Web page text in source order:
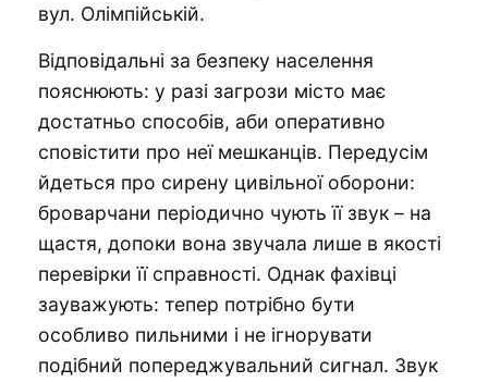
вул. Олімпійській.
Відповідальні за безпеку населення
пояснюють: у разі загрози місто має
достатньо способів, аби оперативно
сповістити про неї мешканців. Передусім
йдеться про сирену цивільної оборони:
броварчани періодично чують її звук – на
щастя, допоки вона звучала лише в якості
перевірки її справності. Однак фахівці
зауважують: тепер потрібно бути
особливо пильними і не ігнорувати
подібний попереджувальний сигнал. Звук